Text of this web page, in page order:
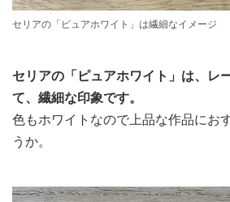
セリアの「ピュアホワイト」は繊細なイメージ
セリアの「ピュアホワイト」は、レ
て、繊細な印象です。
色もホワイトなので上品な作品にお
うか。